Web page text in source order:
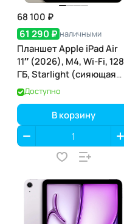
68 100 ₽
61 290 ₽ наличными
Планшет Apple iPad Air
11″ (2026), M4, Wi-Fi, 128
ГБ, Starlight (сияющая
звезда)
Доступно
В корзину